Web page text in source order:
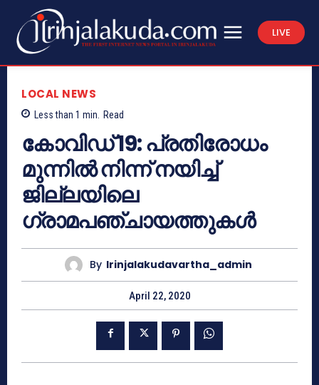
LIVE
LOCAL NEWS
Less than 1 min. Read
കോവിഡ് 19: പ്രതിരോധം
മുന്നിൽ നിന്ന് നയിച്ച്
ജില്ലയിലെ
ഗ്രാമപഞ്ചായത്തുകൾ
By Irinjalakudavartha_admin
April 22, 2020